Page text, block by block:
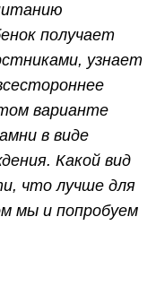
получает
узнает
варианте
в виде
Какой вид
что лучше для
мы и попробуем